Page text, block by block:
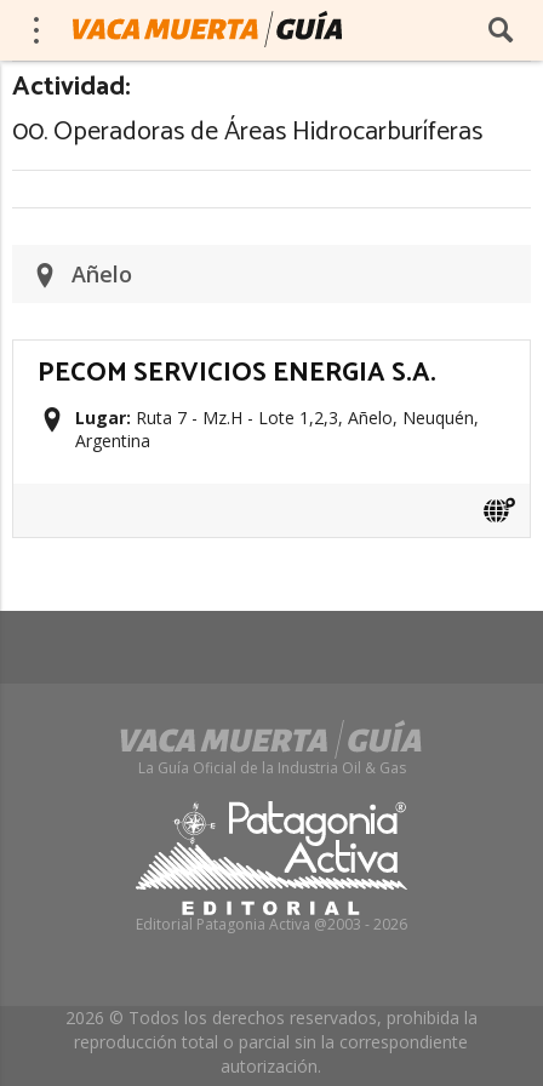
Actividad:
00. Operadoras de Áreas Hidrocarburíferas
Añelo
PECOM SERVICIOS ENERGIA S.A.
Lugar: Ruta 7 - Mz.H - Lote 1,2,3, Añelo, Neuquén,
Argentina
La Guía Oficial de la Industria Oil & Gas
Editorial Patagonia Activa @2003 - 2026
2026 © Todos los derechos reservados, prohibida la
reproducción total o parcial sin la correspondiente
autorización.